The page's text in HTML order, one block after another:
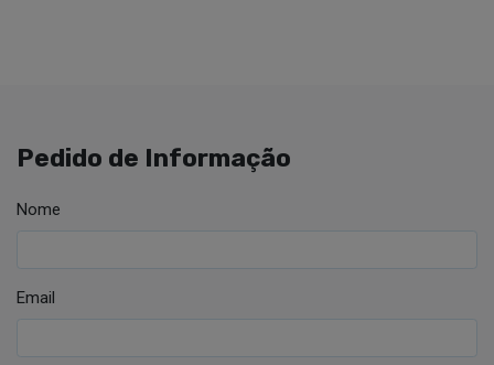
Pedido de Informação
Nome
Email